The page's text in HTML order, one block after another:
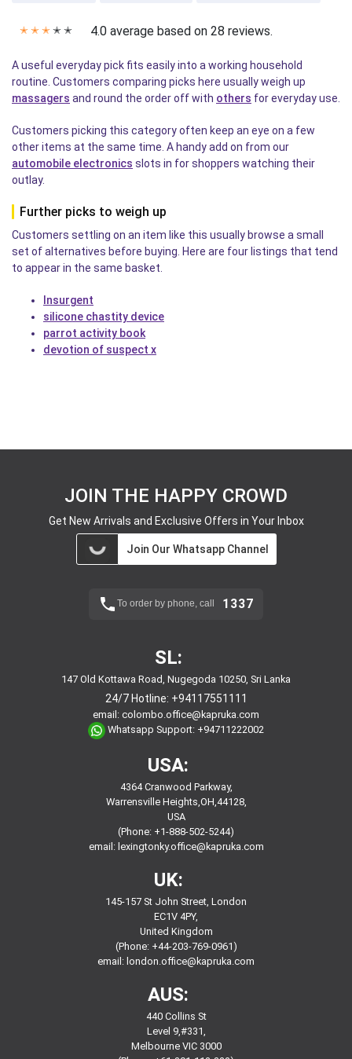
✭ ✭ ✭ ✭ ✭ 4.0 average based on 28 reviews.
A useful everyday pick fits easily into a working household
routine. Customers comparing picks here usually weigh up
massagers and round the order off with others for everyday use.
Customers picking this category often keep an eye on a few
other items at the same time. A handy add on from our
automobile electronics slots in for shoppers watching their
outlay.
Further picks to weigh up
Customers settling on an item like this usually browse a small
set of alternatives before buying. Here are four listings that tend
to appear in the same basket.
Insurgent
silicone chastity device
parrot activity book
devotion of suspect x
JOIN THE HAPPY CROWD
Get New Arrivals and Exclusive Offers in Your Inbox
Join Our Whatsapp Channel
To order by phone, call 1337
SL:
147 Old Kottawa Road, Nugegoda 10250, Sri Lanka
24/7 Hotline: +94117551111
email: colombo.office@kapruka.com
Whatsapp Support: +94711222002
USA:
4364 Cranwood Parkway,
Warrensville Heights,OH,44128,
USA
(Phone: +1-888-502-5244)
email: lexingtonky.office@kapruka.com
UK:
145-157 St John Street, London
EC1V 4PY,
United Kingdom
(Phone: +44-203-769-0961)
email: london.office@kapruka.com
AUS:
440 Collins St
Level 9,#331,
Melbourne VIC 3000